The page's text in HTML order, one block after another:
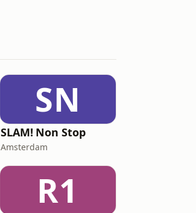
SN
SLAM! Non Stop
Amsterdam
R1